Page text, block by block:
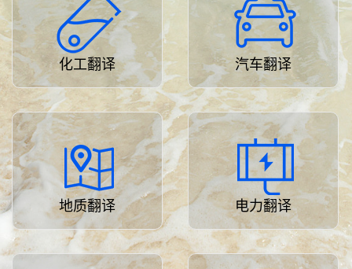
化工翻译 汽车翻译
地质翻译 电力翻译